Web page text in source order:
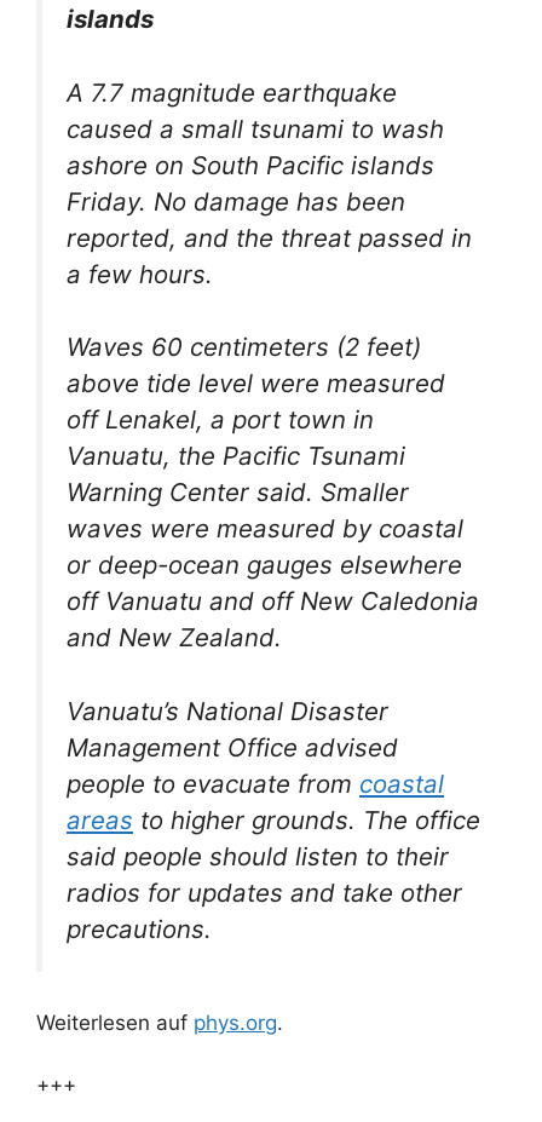
islands
A 7.7 magnitude earthquake
caused a small tsunami to wash
ashore on South Pacific islands
Friday. No damage has been
reported, and the threat passed in
a few hours.
Waves 60 centimeters (2 feet)
above tide level were measured
off Lenakel, a port town in
Vanuatu, the Pacific Tsunami
Warning Center said. Smaller
waves were measured by coastal
or deep-ocean gauges elsewhere
off Vanuatu and off New Caledonia
and New Zealand.
Vanuatu’s National Disaster
Management Office advised
people to evacuate from coastal
areas to higher grounds. The office
said people should listen to their
radios for updates and take other
precautions.
Weiterlesen auf phys.org.
+++